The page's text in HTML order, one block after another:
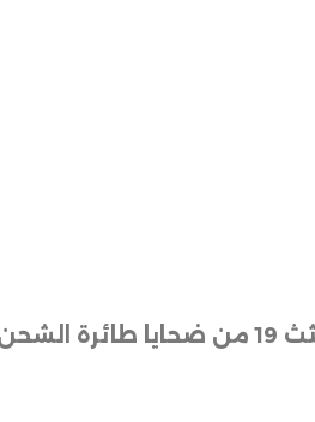
أعلن الرئيس التركي رجب طيب أردوغان العثور على